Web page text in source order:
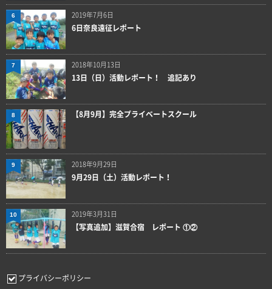
2019年7月6日
6日奈良遠征レポート
6
2018年10月13日
13日（日）活動レポート！ 追記あり
7
【8月9月】完全プライベートスクール
8
2018年9月29日
9月29日（土）活動レポート！
9
2019年3月31日
【写真追加】滋賀合宿 レポート ①②
10
プライバシーポリシー